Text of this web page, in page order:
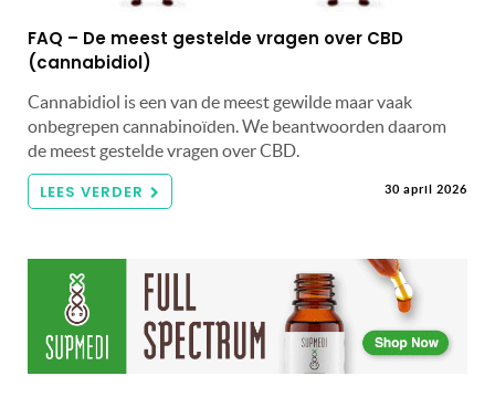
FAQ – De meest gestelde vragen over CBD
(cannabidiol)
Cannabidiol is een van de meest gewilde maar vaak
onbegrepen cannabinoïden. We beantwoorden daarom
de meest gestelde vragen over CBD.
LEES VERDER 30 april 2026